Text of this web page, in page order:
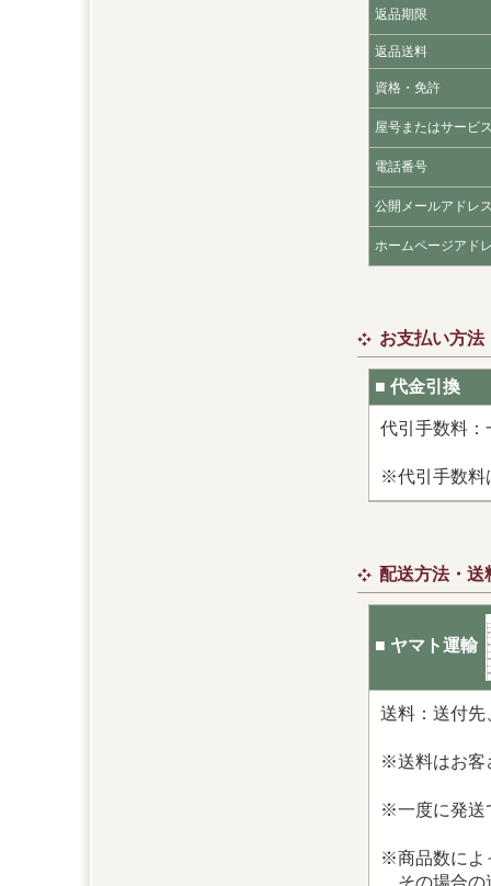
返品期限
返品送料
資格・免許
屋号またはサービ
電話番号
公開メールアドレ
ホームページアド
お支払い方法
■ 代金引換
代引手数料：
※代引手数料
配送方法・送
■ ヤマト運輸
送料：送付
※送料はお客
※一度に発送
※商品数によ